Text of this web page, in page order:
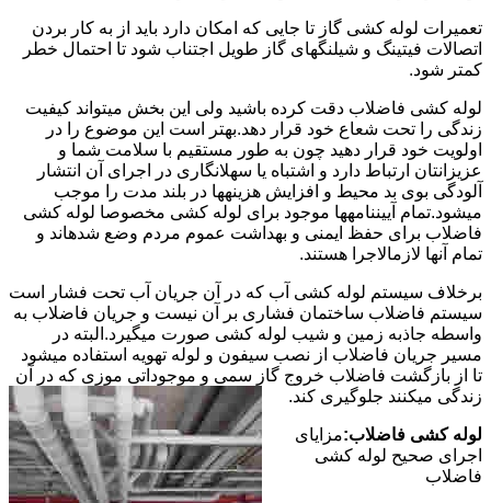
تعمیرات لوله کشی گاز تا جایی که امکان دارد باید از به کار بردن
اتصالات فیتینگ و شیلنگهای گاز طویل اجتناب شود تا احتمال خطر
کمتر شود.
لوله کشی فاضلاب دقت کرده باشید ولی این بخش میتواند کیفیت
زندگی را تحت شعاع خود قرار دهد.بهتر است این موضوع را در
اولویت خود قرار دهید چون به طور مستقیم با سلامت شما و
عزیزانتان ارتباط دارد و اشتباه یا سهلانگاری در اجرای آن انتشار
آلودگی بوی بد محیط و افزایش هزینهها در بلند مدت را موجب
میشود.تمام آییننامهها موجود برای لوله کشی مخصوصا لوله کشی
فاضلاب برای حفظ ایمنی و بهداشت عموم مردم وضع شدهاند و
تمام آنها لازمالاجرا هستند.
برخلاف سیستم لوله کشی آب که در آن جریان آب تحت فشار است
سیستم فاضلاب ساختمان فشاری بر آن نیست و جریان فاضلاب به
واسطه جاذبه زمین و شیب لوله کشی صورت میگیرد.البته در
مسیر جریان فاضلاب از نصب سیفون و لوله تهویه استفاده میشود
تا از بازگشت فاضلاب خروج گاز سمی و موجوداتی موزی که در آن
زندگی میکنند جلوگیری کند.
لوله کشی فاضلاب:مزایای
اجرای صحیح لوله کشی
فاضلاب